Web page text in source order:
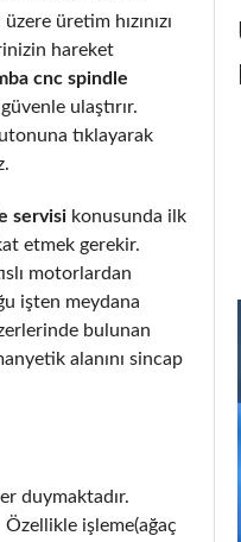
üretim hızınızı
hareket
cnc spindle
ulaştırır.
tıklayarak
servisi konusunda ilk
etmek gerekir.
motorlardan
işten meydana
bulunan
alanını sincap
duymaktadır.
işleme(ağaç